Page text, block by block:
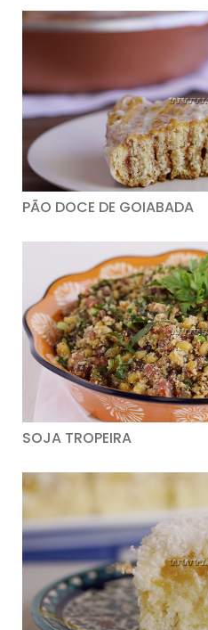
PÃO DOCE DE GOIABADA
SOJA TROPEIRA